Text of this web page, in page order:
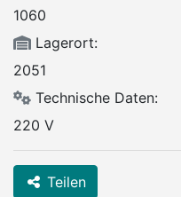
1060
Lagerort:
2051
Technische Daten:
220 V
Teilen